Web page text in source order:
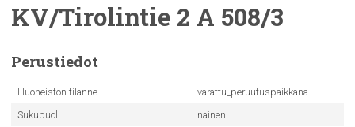
KV/Tirolintie 2 A 508/3
Perustiedot
Huoneiston tilanne
varattu_peruutuspaikkana
Sukupuoli
nainen